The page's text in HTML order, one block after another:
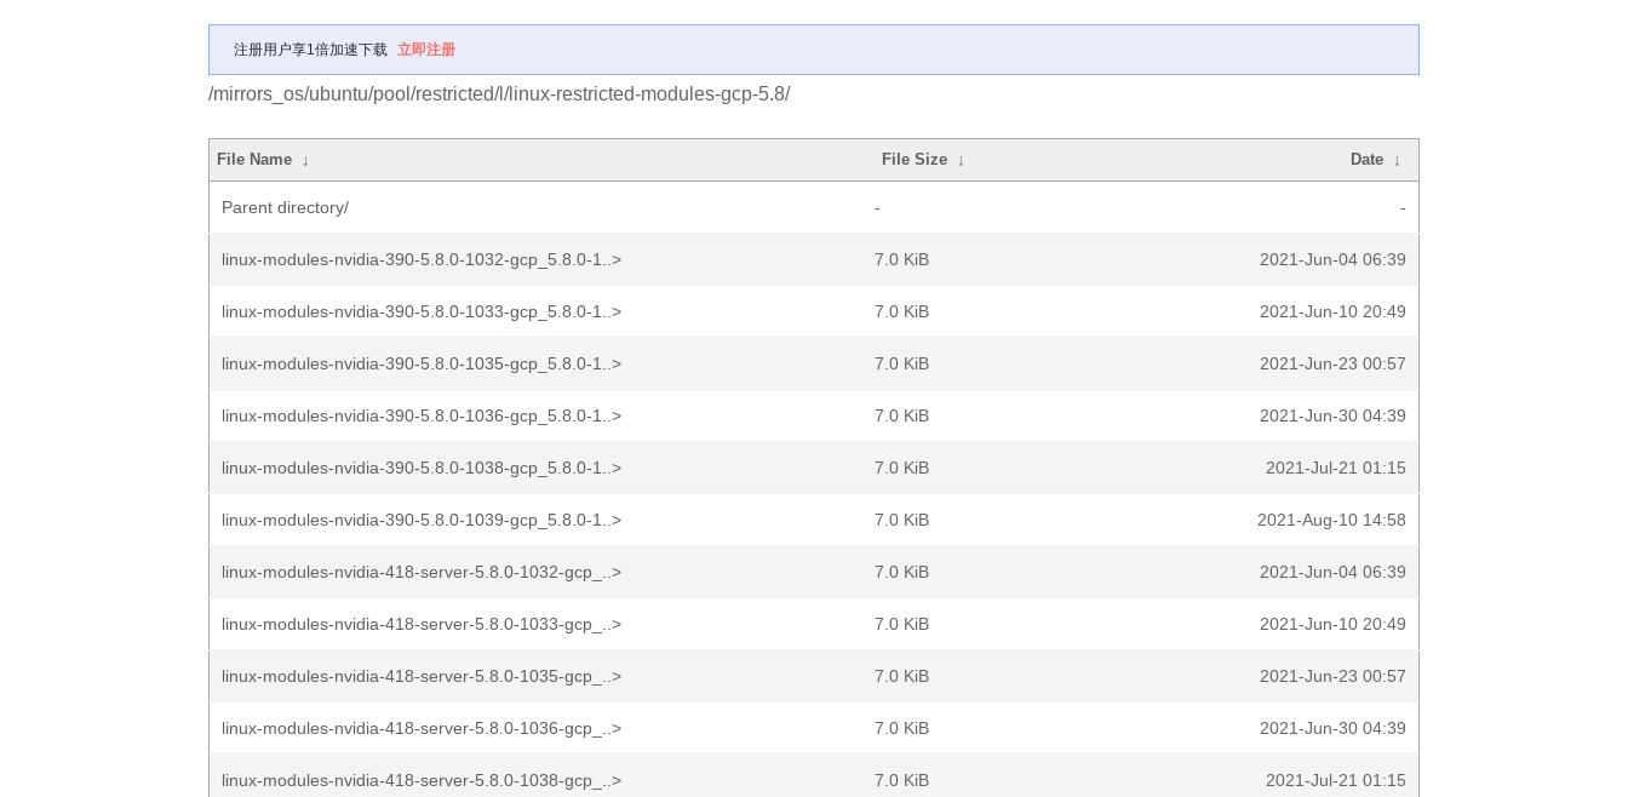
注册用户享1倍加速下载 立即注册
/mirrors_os/ubuntu/pool/restricted/l/linux-restricted-modules-gcp-5.8/
File Name ↓ File Size ↓ Date ↓
Parent directory/ - -
linux-modules-nvidia-390-5.8.0-1032-gcp_5.8.0-1..> 7.0 KiB 2021-Jun-04 06:39
linux-modules-nvidia-390-5.8.0-1033-gcp_5.8.0-1..> 7.0 KiB 2021-Jun-10 20:49
linux-modules-nvidia-390-5.8.0-1035-gcp_5.8.0-1..> 7.0 KiB 2021-Jun-23 00:57
linux-modules-nvidia-390-5.8.0-1036-gcp_5.8.0-1..> 7.0 KiB 2021-Jun-30 04:39
linux-modules-nvidia-390-5.8.0-1038-gcp_5.8.0-1..> 7.0 KiB 2021-Jul-21 01:15
linux-modules-nvidia-390-5.8.0-1039-gcp_5.8.0-1..> 7.0 KiB 2021-Aug-10 14:58
linux-modules-nvidia-418-server-5.8.0-1032-gcp_..> 7.0 KiB 2021-Jun-04 06:39
linux-modules-nvidia-418-server-5.8.0-1033-gcp_..> 7.0 KiB 2021-Jun-10 20:49
linux-modules-nvidia-418-server-5.8.0-1035-gcp_..> 7.0 KiB 2021-Jun-23 00:57
linux-modules-nvidia-418-server-5.8.0-1036-gcp_..> 7.0 KiB 2021-Jun-30 04:39
linux-modules-nvidia-418-server-5.8.0-1038-gcp_..> 7.0 KiB 2021-Jul-21 01:15